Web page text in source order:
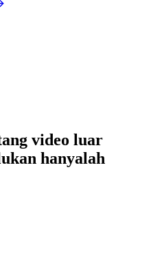
video luar
hanyalah